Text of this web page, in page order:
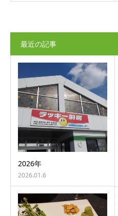
最近の記事
2026年
2026.01.6